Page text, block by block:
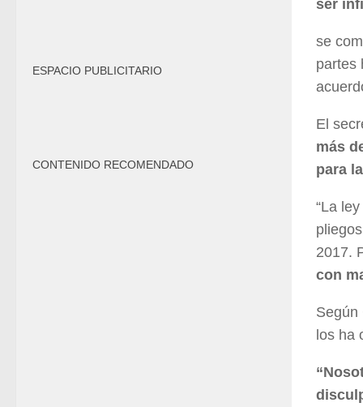
ser
se
partes
El
más
para
“La
2017.
con
Según
los ha
ESPACIO PUBLICITARIO
CONTENIDO RECOMENDADO